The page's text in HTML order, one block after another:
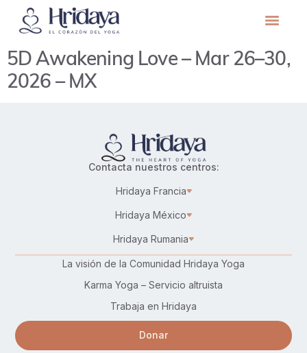
5D Awakening Love – Mar 26–30,
2026 – MX
Contacta nuestros centros:
Hridaya Francia
Hridaya México
Hridaya Rumania
La visión de la Comunidad Hridaya Yoga
Karma Yoga – Servicio altruista
Trabaja en Hridaya
Donar